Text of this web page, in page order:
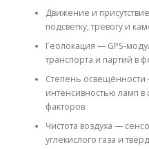
Движение и
подсветку, тревогу и
Геолокация — GPS-
транспорта и партий в
Степень освещённости
интенсивностью ламп в
факторов.
Чистота воздуха —
углекислого газа и